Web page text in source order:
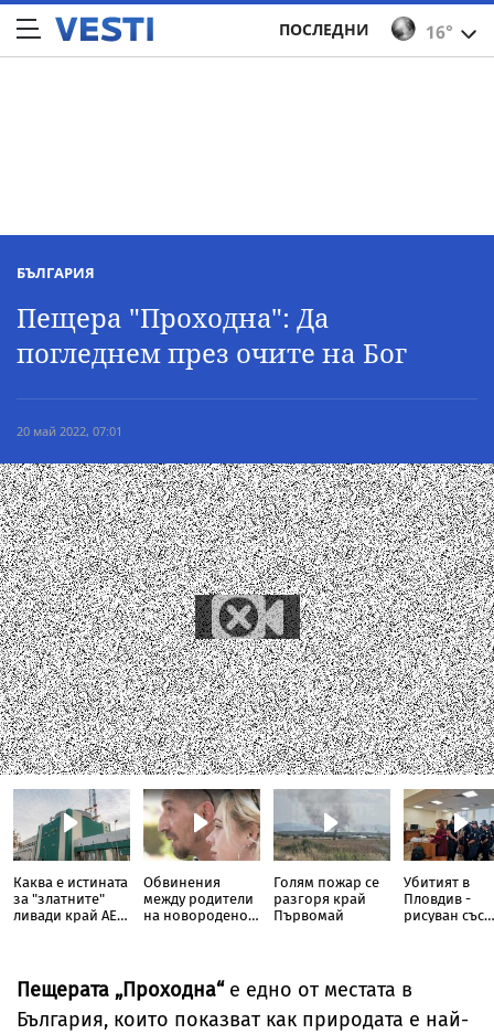
16°
ПОСЛЕДНИ
БЪЛГАРИЯ
Пещера "Проходна": Да
погледнем през очите на Бог
20 май 2022, 07:01
Каква е истината
за "златните"
ливади край АЕЦ
Обвинения
между родители
на новородено и
Голям пожар се
разгоря край
Първомай
Убитият в
Пловдив -
рисуван със
Пещерата „Проходна“е едно от местата в
България, които показват как природата е най-